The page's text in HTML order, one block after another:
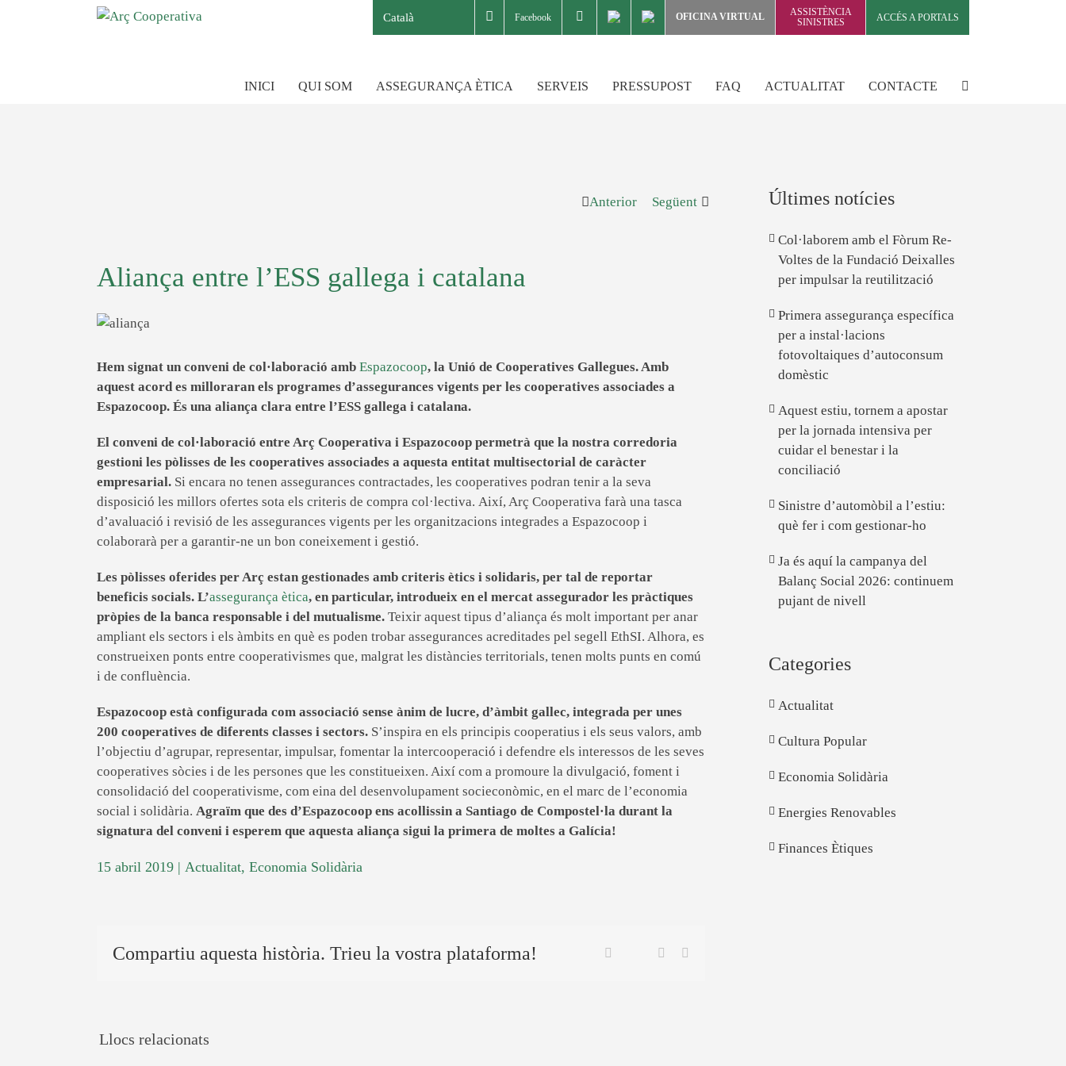
Català Facebook OFICINA VIRTUAL
ASSISTÈNCIA
SINISTRES
ACCÉS A PORTALS
INICI QUI SOM ASSEGURANÇA ÈTICA SERVEIS PRESSUPOST FAQ ACTUALITAT CONTACTE
Anterior Següent
Aliança entre l’ESS gallega i catalana
Hem signat un conveni de col·laboració amb Espazocoop, la Unió de Cooperatives Gallegues. Amb
aquest acord es milloraran els programes d’assegurances vigents per les cooperatives associades a
Espazocoop. És una aliança clara entre l’ESS gallega i catalana.
El conveni de col·laboració entre Arç Cooperativa i Espazocoop permetrà que la nostra corredoria
gestioni les pòlisses de les cooperatives associades a aquesta entitat multisectorial de caràcter
empresarial. Si encara no tenen assegurances contractades, les cooperatives podran tenir a la seva
disposició les millors ofertes sota els criteris de compra col·lectiva. Així, Arç Cooperativa farà una tasca
d’avaluació i revisió de les assegurances vigents per les organitzacions integrades a Espazocoop i
colaborarà per a garantir-ne un bon coneixement i gestió.
Les pòlisses oferides per Arç estan gestionades amb criteris ètics i solidaris, per tal de reportar
beneficis socials. L’assegurança ètica, en particular, introdueix en el mercat assegurador les pràctiques
pròpies de la banca responsable i del mutualisme. Teixir aquest tipus d’aliança és molt important per anar
ampliant els sectors i els àmbits en què es poden trobar assegurances acreditades pel segell EthSI. Alhora, es
construeixen ponts entre cooperativismes que, malgrat les distàncies territorials, tenen molts punts en comú
i de confluència.
Espazocoop està configurada com associació sense ànim de lucre, d’àmbit gallec, integrada per unes
200 cooperatives de diferents classes i sectors. S’inspira en els principis cooperatius i els seus valors, amb
l’objectiu d’agrupar, representar, impulsar, fomentar la intercooperació i defendre els interessos de les seves
cooperatives sòcies i de les persones que les constitueixen. Així com a promoure la divulgació, foment i
consolidació del cooperativisme, com eina del desenvolupament socieconòmic, en el marc de l’economia
social i solidària. Agraïm que des d’Espazocoop ens acollissin a Santiago de Compostel·la durant la
signatura del conveni i esperem que aquesta aliança sigui la primera de moltes a Galícia!
15 abril 2019 | Actualitat, Economia Solidària
Compartiu aquesta història. Trieu la vostra plataforma! Facebook
TwitterLinkedin
Llocs relacionats
Últimes notícies
Col·laborem amb el Fòrum Re-
Voltes de la Fundació Deixalles
per impulsar la reutilització
Primera assegurança específica
per a instal·lacions
fotovoltaiques d’autoconsum
domèstic
Aquest estiu, tornem a apostar
per la jornada intensiva per
cuidar el benestar i la
conciliació
Sinistre d’automòbil a l’estiu:
què fer i com gestionar-ho
Ja és aquí la campanya del
Balanç Social 2026: continuem
pujant de nivell
Categories
Actualitat
Cultura Popular
Economia Solidària
Energies Renovables
Finances Ètiques